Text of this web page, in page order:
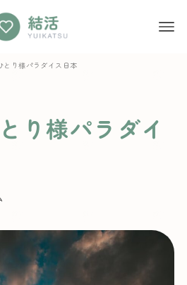
とり様パラダイス日本
り様パラダイ